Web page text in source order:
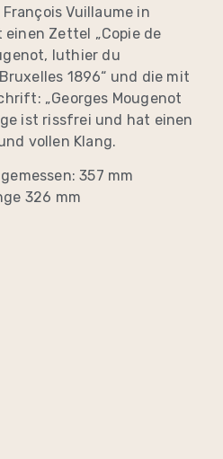
Vuillaume in
einen Zettel „Copie de
luthier du
1896“ und die mit
„Georges Mougenot
ist rissfrei und hat einen
vollen Klang.
357 mm
326 mm